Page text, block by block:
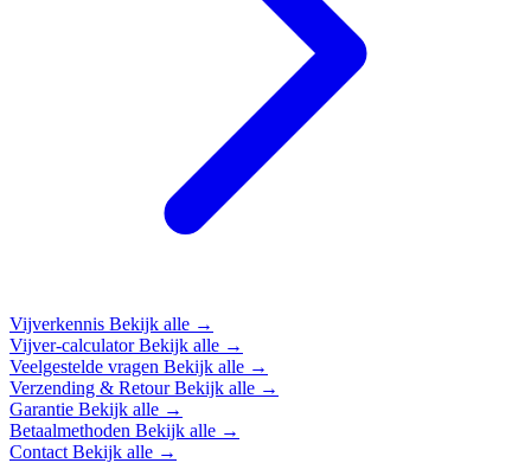
Vijverkennis Bekijk alle →
Vijver-calculatorBekijk alle →
Veelgestelde vragen Bekijk alle →
Verzending & RetourBekijk alle →
Garantie Bekijk alle →
Betaalmethoden Bekijk alle →
Contact Bekijk alle →